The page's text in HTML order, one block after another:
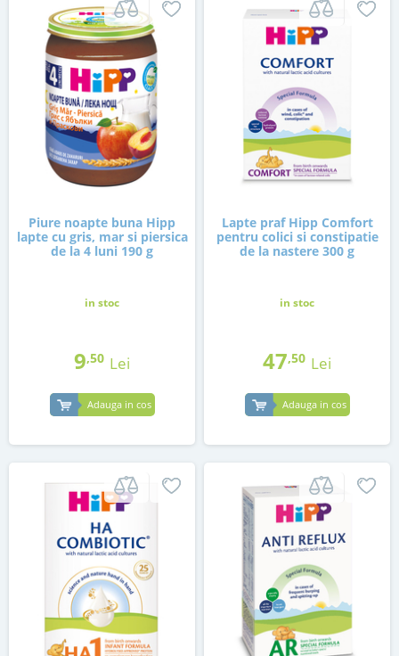
Piure noapte buna Hipp
lapte cu gris, mar si piersica
de la 4 luni 190 g
in stoc
9,50 Lei
Adauga in cos
Lapte praf Hipp Comfort
pentru colici si constipatie
de la nastere 300 g
in stoc
47,50 Lei
Adauga in cos